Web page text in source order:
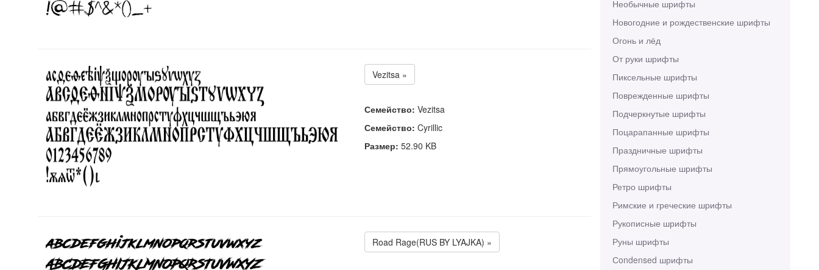
Необычные шрифты
Новогодние и рождественские шрифты
Огонь и лёд
От руки шрифты
Пиксельные шрифты
Поврежденные шрифты
Подчеркнутые шрифты
Поцарапанные шрифты
Праздничные шрифты
Прямоугольные шрифты
Ретро шрифты
Римские и греческие шрифты
Рукописные шрифты
Руны шрифты
Сondensed шрифты
Vezitsa »
Семейство: Vezitsa
Семейство: Cyrillic
Размер: 52.90 KB
Road Rage(RUS BY LYAJKA) »